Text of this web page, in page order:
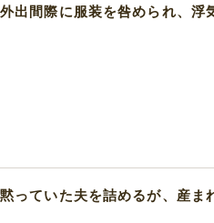
出間際に服装を咎められ、浮
っていた夫を詰めるが、産ま